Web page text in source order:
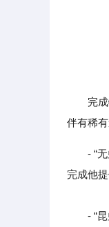
完
伴有稀
- “
完成他
- “昆虫